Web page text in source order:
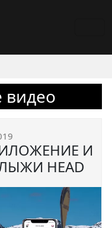
И
HEAD